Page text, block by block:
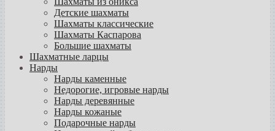
Детские шахматы
Шахматы классические
Шахматы Каспарова
Большие шахматы
Шахматные ларцы
Нарды
Нарды каменные
Недорогие, игровые нарды
Нарды деревянные
Нарды кожаные
Подарочные нарды